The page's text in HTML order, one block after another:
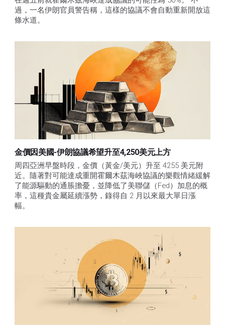
過，一名伊朗官員警告稱，這樣的協議不會自動重新開放這
條水道。
金價因美國-伊朗協議希望升至4,250美元上方
周四亞洲早盤時段，金價（黃金/美元）升至 4255 美元附
近。隨著對可能達成重開霍爾木茲海峽協議的樂觀情緒緩解
了能源驅動的通脹擔憂，並降低了美聯儲（Fed）加息的概
率，這種貴金屬延續漲勢，錄得自 2 月以來最大單日漲
幅。